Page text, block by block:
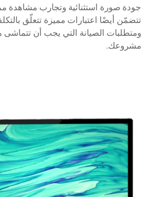
جودة صورة استثنائية وتجارب مشاهدة
تتضمّن أيضًا اعتبارات مميزة تتعلّق
ومتطلبات الصيانة التي يجب أن
مشروعك.